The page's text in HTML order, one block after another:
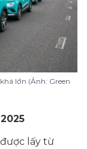
lớn (Ảnh: Green
lấy từ